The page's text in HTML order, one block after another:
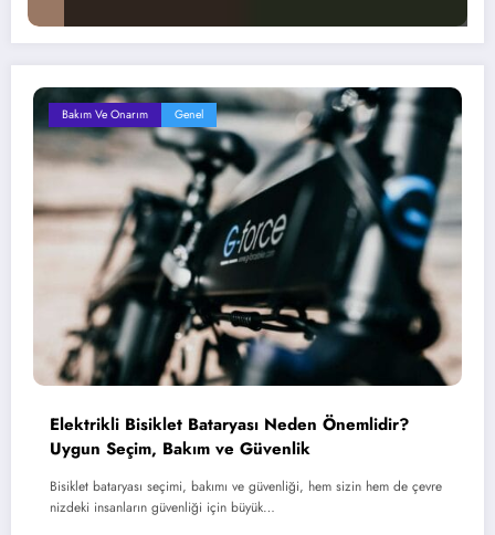
Bakım Ve Onarım Genel
Elektrikli Bisiklet Bataryası Neden Önemlidir?
Uygun Seçim, Bakım ve Güvenlik
Bisiklet bataryası seçimi, bakımı ve güvenliği, hem sizin hem de çevre
nizdeki insanların güvenliği için büyük…